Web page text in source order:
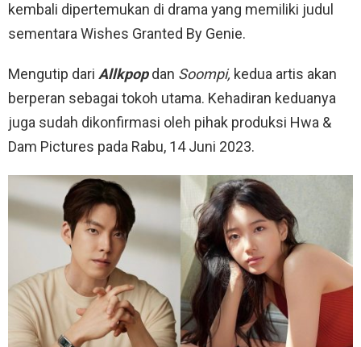
kembali dipertemukan di drama yang memiliki judul
sementara Wishes Granted By Genie.
Mengutip dari Allkpop dan Soompi, kedua artis akan
berperan sebagai tokoh utama. Kehadiran keduanya
juga sudah dikonfirmasi oleh pihak produksi Hwa &
Dam Pictures pada Rabu, 14 Juni 2023.